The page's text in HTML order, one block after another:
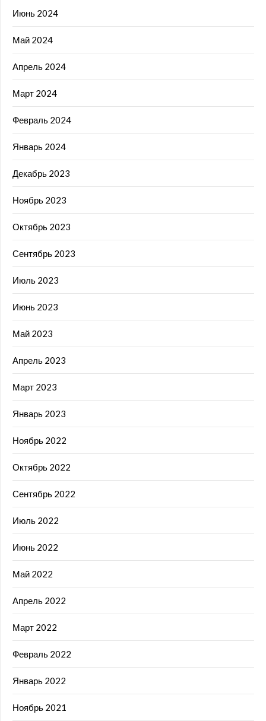
Июнь 2024
Май 2024
Апрель 2024
Март 2024
Февраль 2024
Январь 2024
Декабрь 2023
Ноябрь 2023
Октябрь 2023
Сентябрь 2023
Июль 2023
Июнь 2023
Май 2023
Апрель 2023
Март 2023
Январь 2023
Ноябрь 2022
Октябрь 2022
Сентябрь 2022
Июль 2022
Июнь 2022
Май 2022
Апрель 2022
Март 2022
Февраль 2022
Январь 2022
Ноябрь 2021